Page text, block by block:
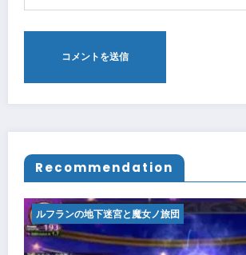
Recommendation
ルフランの地下迷宮と魔女ノ旅団